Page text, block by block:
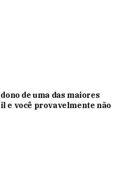
de uma das maiores
e você provavelmente não